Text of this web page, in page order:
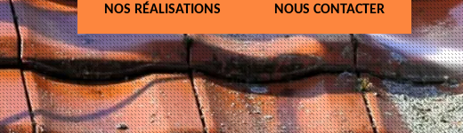
NOS RÉALISATIONS NOUS CONTACTER